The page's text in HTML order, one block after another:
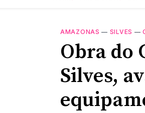
AMAZONAS — SILVES —
Obra do
Silves,